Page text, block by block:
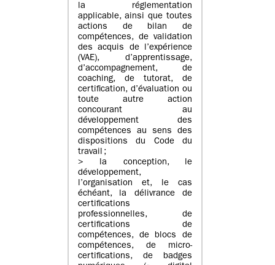
la réglementation
applicable, ainsi que toutes
actions de bilan de
compétences, de validation
des acquis de l’expérience
(VAE), d’apprentissage,
d’accompagnement, de
coaching, de tutorat, de
certification, d’évaluation ou
toute autre action
concourant au
développement des
compétences au sens des
dispositions du Code du
travail ;
> la conception, le
développement,
l’organisation et, le cas
échéant, la délivrance de
certifications
professionnelles, de
certifications de
compétences, de blocs de
compétences, de micro-
certifications, de badges